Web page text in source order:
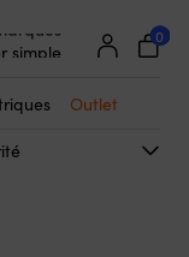
0
Outlet